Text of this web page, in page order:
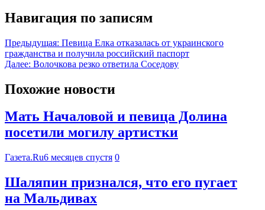
Навигация по записям
Предыдущая: Певица Елка отказалась от украинского
гражданства и получила российский паспорт
Далее: Волочкова резко ответила Соседову
Похожие новости
Мать Началовой и певица Долина
посетили могилу артистки
Газета.Ru6 месяцев спустя 0
Шаляпин признался, что его пугает
на Мальдивах